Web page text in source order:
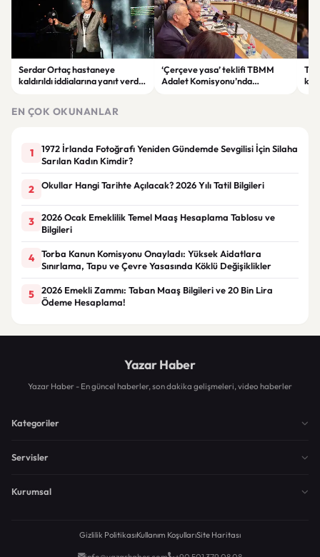
Serdar Ortaç hastaneye
kaldırıldı iddialarına yanıt verdi:
‘Çerçeve yasa’ teklifi TBMM
Adalet Komisyonu’nda
EN ÇOK OKUNANLAR
1
1972 İrlanda Fotoğrafı Yeniden Gündemde Sevgilisi İçin Silaha
Sarılan Kadın Kimdir?
2 Okullar Hangi Tarihte Açılacak? 2026 Yılı Tatil Bilgileri
3
2026 Ocak Emeklilik Temel Maaş Hesaplama Tablosu ve
Bilgileri
4
Torba Kanun Komisyonu Onayladı: Yüksek Aidatlara
Sınırlama, Tapu ve Çevre Yasasında Köklü Değişiklikler
5
2026 Emekli Zammı: Taban Maaş Bilgileri ve 20 Bin Lira
Ödeme Hesaplama!
Yazar Haber
Yazar Haber - En güncel haberler, son dakika gelişmeleri, video haberler
Kategoriler
Servisler
Kurumsal
Gizlilik PolitikasıKullanım KoşullarıSite Haritası